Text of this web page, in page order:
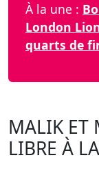
À la une :
London
quarts de
MALIK ET
LIBRE À